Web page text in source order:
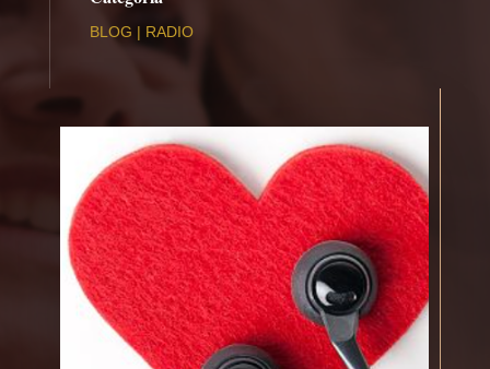
BLOG | RADIO